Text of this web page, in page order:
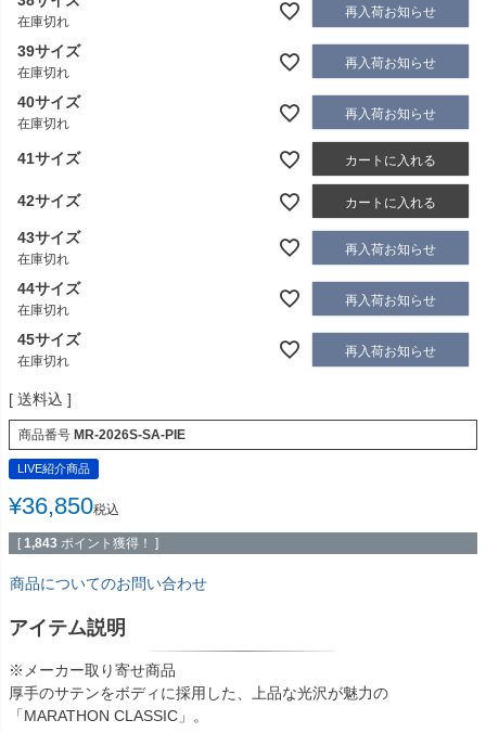
在庫切れ
再入荷お知らせ
39サイズ
在庫切れ
再入荷お知らせ
40サイズ
在庫切れ
再入荷お知らせ
41サイズ カートに入れる
42サイズ カートに入れる
43サイズ
在庫切れ
再入荷お知らせ
44サイズ
在庫切れ
再入荷お知らせ
45サイズ
在庫切れ
再入荷お知らせ
送料込
商品番号 MR-2026S-SA-PIE
LIVE紹介商品
¥36,850税込
[ 1,843 ポイント獲得！ ]
商品についてのお問い合わせ
アイテム説明
※メーカー取り寄せ商品
厚手のサテンをボディに採用した、上品な光沢が魅力の
「MARATHON CLASSIC」。